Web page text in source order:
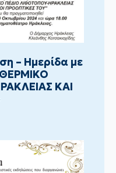
– Ημερίδα με
ΚΑΙ